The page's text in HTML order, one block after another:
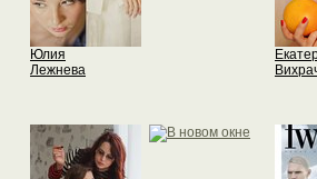
Юлия
Лежнева